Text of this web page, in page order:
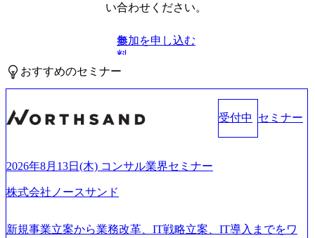
い合わせください。
無
料
参加を申し込む
おすすめのセミナー
受付中 セミナー
2026年8月13日(木) コンサル業界セミナー
株式会社ノースサンド
新規事業立案から業務改革、IT戦略立案、IT導入までをワ